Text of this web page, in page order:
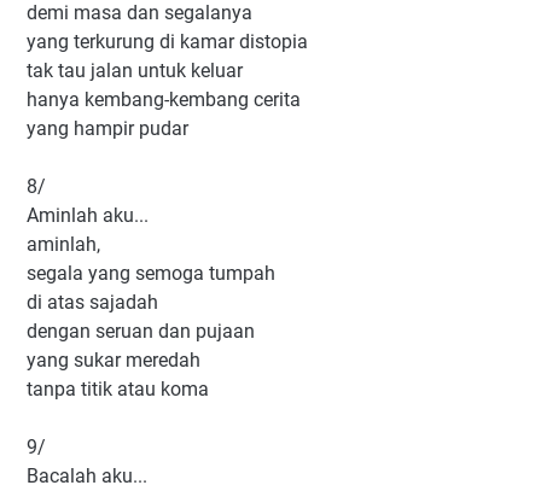
demi masa dan segalanya
yang terkurung di kamar distopia
tak tau jalan untuk keluar
hanya kembang-kembang cerita
yang hampir pudar
8/
Aminlah aku...
aminlah,
segala yang semoga tumpah
di atas sajadah
dengan seruan dan pujaan
yang sukar meredah
tanpa titik atau koma
9/
Bacalah aku...